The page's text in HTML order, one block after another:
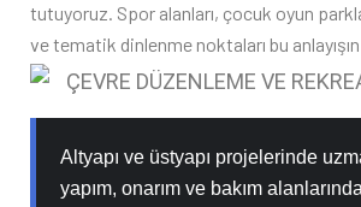
tutuyoruz. Spor alanları, çocuk oyun
ve tematik dinlenme noktaları bu anlayışın
Altyapı ve üstyapı projelerinde
yapım, onarım ve bakım